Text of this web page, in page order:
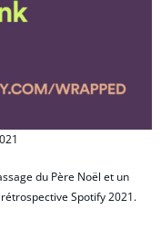
du Père Noël et un
Spotify 2021.